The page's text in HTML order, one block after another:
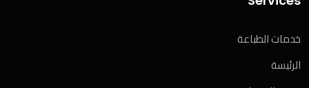
خدمات الطباعة
الرئيسة